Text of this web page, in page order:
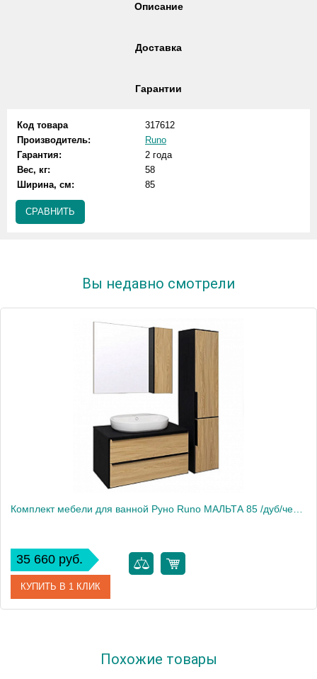
Описание
Доставка
Гарантии
Код товара
317612
Производитель:
Runo
Гарантия:
2 года
Вес, кг:
58
Ширина, см:
85
СРАВНИТЬ
Вы недавно смотрели
35 660 руб.
КУПИТЬ В 1 КЛИК
Похожие товары